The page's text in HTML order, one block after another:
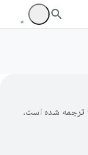
ترجمه شده است.